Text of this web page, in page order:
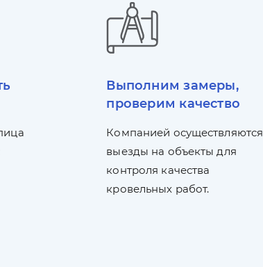
Выполним замеры,
проверим качество
Компанией осуществляются
выезды на объекты для
контроля качества
кровельных работ.